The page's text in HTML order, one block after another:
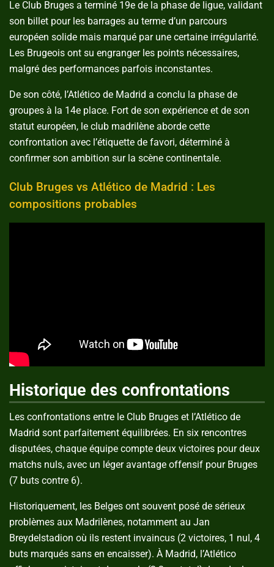
Le Club Bruges a terminé 19e de la phase de ligue, validant
son billet pour les barrages au terme d’un parcours
européen solide mais marqué par une certaine irrégularité.
Les Brugeois ont su engranger les points nécessaires,
malgré des performances parfois inconstantes.
De son côté, l’Atlético de Madrid a conclu la phase de
groupes à la 14e place. Fort de son expérience et de son
statut européen, le club madrilène aborde cette
confrontation avec l’étiquette de favori, déterminé à
confirmer son ambition sur la scène continentale.
Club Bruges vs Atlético de Madrid : Les
compositions probables
Historique des confrontations
Les confrontations entre le Club Bruges et l’Atlético de
Madrid sont parfaitement équilibrées. En six rencontres
disputées, chaque équipe compte deux victoires pour deux
matchs nuls, avec un léger avantage offensif pour Bruges
(7 buts contre 6).
Historiquement, les Belges ont souvent posé de sérieux
problèmes aux Madrilènes, notamment au Jan
Breydelstadion où ils restent invaincus (2 victoires, 1 nul, 4
buts marqués sans en encaisser). À Madrid, l’Atlético